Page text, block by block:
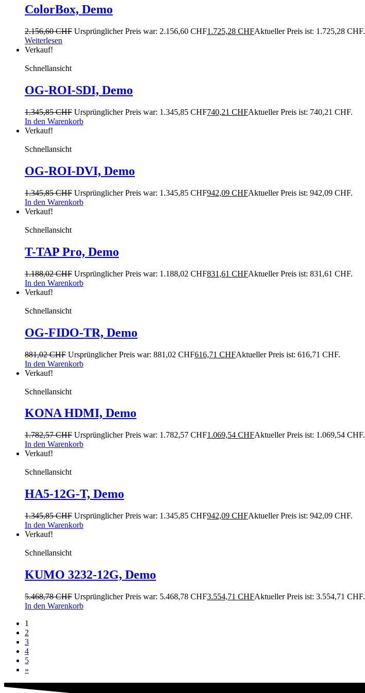
ColorBox, Demo
2.156,60CHF Ursprünglicher Preis war: 2.156,60 CHF1.725,28 CHFAktueller Preis ist: 1.725,28 CHF.
Weiterlesen
Verkauf!
Schnellansicht
OG-ROI-SDI, Demo
1.345,85CHF Ursprünglicher Preis war: 1.345,85 CHF740,21 CHFAktueller Preis ist: 740,21 CHF.
In den Warenkorb
Verkauf!
Schnellansicht
OG-ROI-DVI, Demo
1.345,85CHF Ursprünglicher Preis war: 1.345,85 CHF942,09 CHFAktueller Preis ist: 942,09 CHF.
In den Warenkorb
Verkauf!
Schnellansicht
T-TAP Pro, Demo
1.188,02CHF Ursprünglicher Preis war: 1.188,02 CHF831,61 CHFAktueller Preis ist: 831,61 CHF.
In den Warenkorb
Verkauf!
Schnellansicht
OG-FIDO-TR, Demo
881,02CHF Ursprünglicher Preis war: 881,02 CHF616,71 CHFAktueller Preis ist: 616,71 CHF.
In den Warenkorb
Verkauf!
Schnellansicht
KONA HDMI, Demo
1.782,57CHF Ursprünglicher Preis war: 1.782,57 CHF1.069,54 CHFAktueller Preis ist: 1.069,54 CHF.
In den Warenkorb
Verkauf!
Schnellansicht
HA5-12G-T, Demo
1.345,85CHF Ursprünglicher Preis war: 1.345,85 CHF942,09 CHFAktueller Preis ist: 942,09 CHF.
In den Warenkorb
Verkauf!
Schnellansicht
KUMO 3232-12G, Demo
5.468,78CHF Ursprünglicher Preis war: 5.468,78 CHF3.554,71 CHFAktueller Preis ist: 3.554,71 CHF.
In den Warenkorb
1
2
3
4
5
»